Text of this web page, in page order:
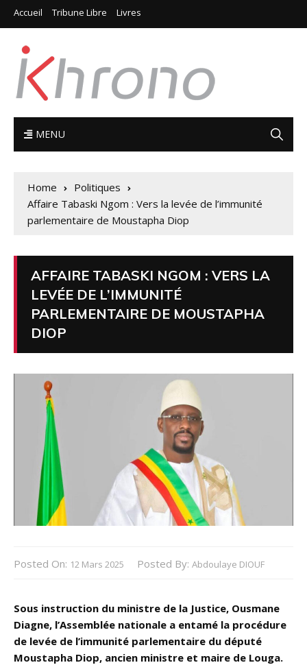
Accueil Tribune Libre Livres
MENU
Home
Politiques
Affaire Tabaski Ngom : Vers la levée de l’immunité
parlementaire de Moustapha Diop
AFFAIRE TABASKI NGOM : VERS LA
LEVÉE DE L’IMMUNITÉ
PARLEMENTAIRE DE MOUSTAPHA
DIOP
Posted On: 12 Mars 2025 Posted By: Abdoulaye DIOUF
Sous instruction du ministre de la Justice, Ousmane
Diagne, l’Assemblée nationale a entamé la procédure
de levée de l’immunité parlementaire du député
Moustapha Diop, ancien ministre et maire de Louga.